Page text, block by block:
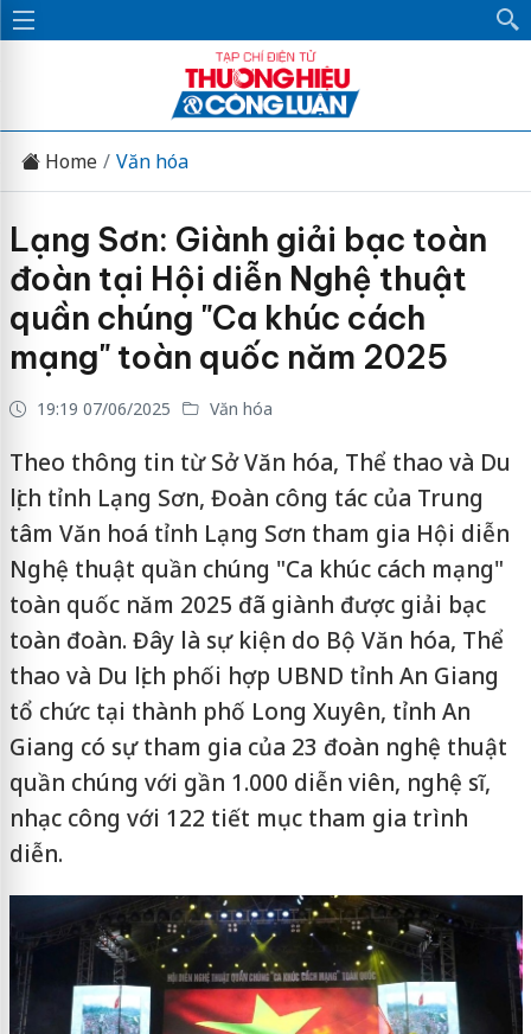
Home Văn hóa
Lạng Sơn: Giành giải bạc toàn
đoàn tại Hội diễn Nghệ thuật
quần chúng "Ca khúc cách
mạng" toàn quốc năm 2025
19:19 07/06/2025 Văn hóa
Theo thông tin từ Sở Văn hóa, Thể thao và Du
lịch tỉnh Lạng Sơn, Đoàn công tác của Trung
tâm Văn hoá tỉnh Lạng Sơn tham gia Hội diễn
Nghệ thuật quần chúng "Ca khúc cách mạng"
toàn quốc năm 2025 đã giành được giải bạc
toàn đoàn. Đây là sự kiện do Bộ Văn hóa, Thể
thao và Du lịch phối hợp UBND tỉnh An Giang
tổ chức tại thành phố Long Xuyên, tỉnh An
Giang có sự tham gia của 23 đoàn nghệ thuật
quần chúng với gần 1.000 diễn viên, nghệ sĩ,
nhạc công với 122 tiết mục tham gia trình
diễn.